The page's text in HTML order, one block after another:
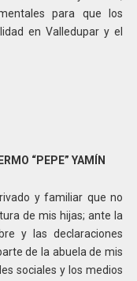
para que los
en Valledupar y el
“PEPE” YAMÍN
y familiar que no
de mis hijas; ante la
y las declaraciones
de la abuela de mis
sociales y los medios